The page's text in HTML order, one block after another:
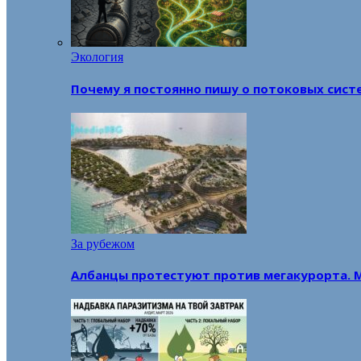
Экология
Почему я постоянно пишу о потоковых
За рубежом
Албанцы протестуют против мегакурорта.